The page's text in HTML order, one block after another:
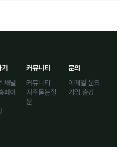
채널
페이
커뮤니티
커뮤니티
자주묻는질
문
문의
이메일 문의
기업 출강